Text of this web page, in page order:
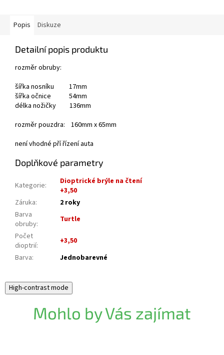
Popis Diskuze
Detailní popis produktu
rozměr obruby:
šířka nosníku 17mm
šířka očnice 54mm
délka nožičky 136mm
rozměr pouzdra: 160mm x 65mm
není vhodné pří řízení auta
Doplňkové parametry
Kategorie:
Dioptrické brýle na čtení
+3,50
Záruka:
2 roky
Barva
obruby:
Turtle
Počet
dioptrií:
+3,50
Barva: Jednobarevné
High-contrast mode
Mohlo by Vás zajímat